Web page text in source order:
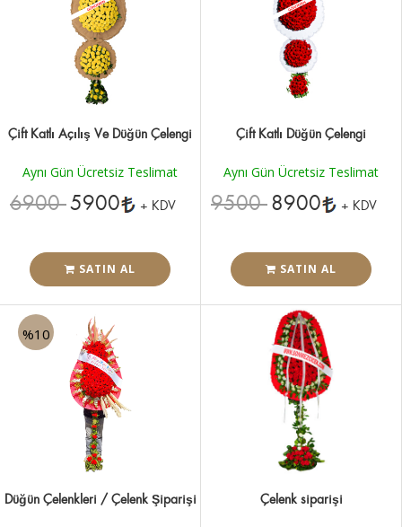
Çift Katlı Açılış Ve Düğün Çelengi
Aynı Gün Ücretsiz Teslimat
69005900 + KDV
SATIN AL
Çift Katlı Düğün Çelengi
Aynı Gün Ücretsiz Teslimat
95008900 + KDV
SATIN AL
%10
Düğün Çelenkleri / Çelenk Şiparişi Çelenk siparişi